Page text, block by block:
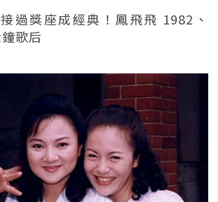
過獎座成經典！鳳飛飛 1982、
歌后